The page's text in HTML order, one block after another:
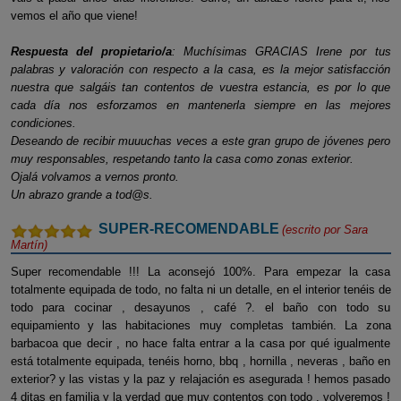
vemos el año que viene!
Respuesta del propietario/a: Muchísimas GRACIAS Irene por tus
palabras y valoración con respecto a la casa, es la mejor satisfacción
nuestra que salgáis tan contentos de vuestra estancia, es por lo que
cada día nos esforzamos en mantenerla siempre en las mejores
condiciones.
Deseando de recibir muuuchas veces a este gran grupo de jóvenes pero
muy responsables, respetando tanto la casa como zonas exterior.
Ojalá volvamos a vernos pronto.
Un abrazo grande a tod@s.
SUPER-RECOMENDABLE (escrito por Sara
Martín)
Super recomendable !!! La aconsejó 100%. Para empezar la casa
totalmente equipada de todo, no falta ni un detalle, en el interior tenéis de
todo para cocinar , desayunos , café ?. el baño con todo su
equipamiento y las habitaciones muy completas también. La zona
barbacoa que decir , no hace falta entrar a la casa por qué igualmente
está totalmente equipada, tenéis horno, bbq , hornilla , neveras , baño en
exterior? y las vistas y la paz y relajación es asegurada ! hemos pasado
4 ditas en familia y la verdad que muy contentos con todo , volveremos !